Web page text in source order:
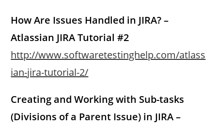
How Are Issues Handled in JIRA? –
Atlassian JIRA Tutorial #2
http://www.softwaretestinghelp.com/atlass
ian-jira-tutorial-2/
Creating and Working with Sub-tasks
(Divisions of a Parent Issue) in JIRA –